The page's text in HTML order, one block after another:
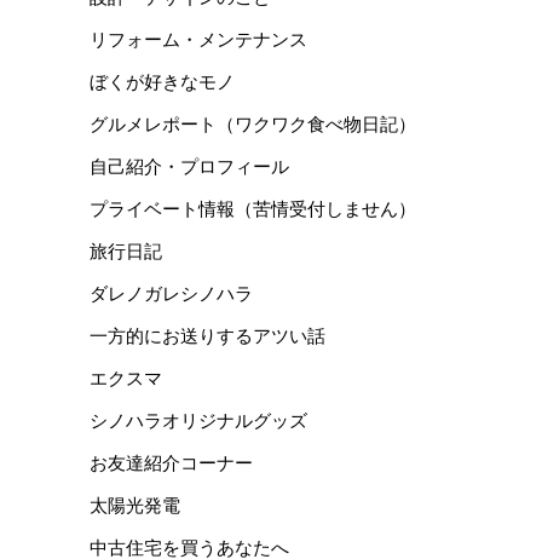
リフォーム・メンテナンス
ぼくが好きなモノ
グルメレポート（ワクワク食べ物日記）
自己紹介・プロフィール
プライベート情報（苦情受付しません）
旅行日記
ダレノガレシノハラ
一方的にお送りするアツい話
エクスマ
シノハラオリジナルグッズ
お友達紹介コーナー
太陽光発電
中古住宅を買うあなたへ